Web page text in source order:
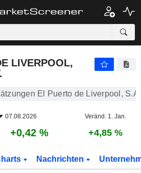
LIVERPOOL,
El Puerto de Liverpool,
07.08.2026 Veränd. 1. Jan.
+0,42 % +4,85 %
Nachrichten